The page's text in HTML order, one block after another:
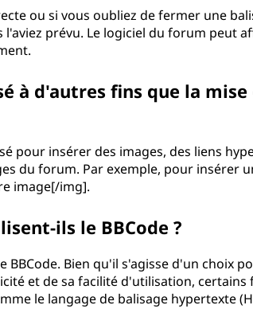
ou si vous oubliez de fermer une
prévu. Le logiciel du forum peut
à d'autres fins que la
pour insérer des images, des liens
du forum. Par exemple, pour insérer
image[/img].
ils le BBCode ?
BBCode. Bien qu'il s'agisse d'un choix
et de sa facilité d'utilisation,
le langage de balisage hypertexte